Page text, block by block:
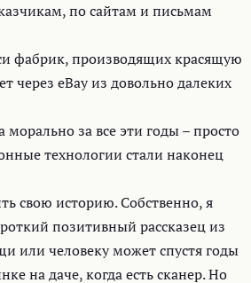
по сайтам и письмам
фабрик, производящих красящую
через eBay из довольно далеких
за все эти годы – просто
технологии стали наконец
свою историю. Собственно, я
позитивный рассказец из
или человеку может спустя годы
на даче, когда есть сканер. Но